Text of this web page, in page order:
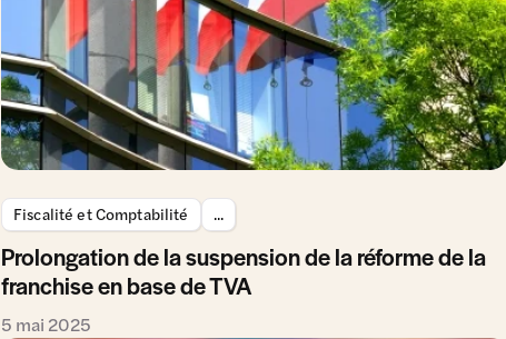
Fiscalité et Comptabilité ...
Prolongation de la suspension de la réforme de la
franchise en base de TVA
5 mai 2025